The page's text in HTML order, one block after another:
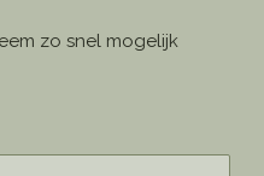
zo snel mogelijk